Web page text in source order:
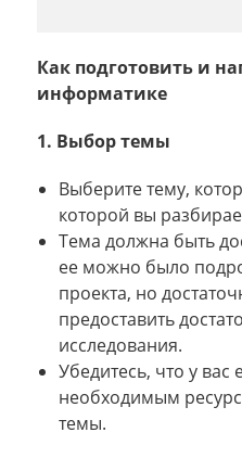
Как подготовить и
информатике
1. Выбор темы
Выберите тему,
которой вы
Тема должна быть
ее можно было
проекта, но
предоставить
исследования.
Убедитесь, что у вас
необходимым
темы.